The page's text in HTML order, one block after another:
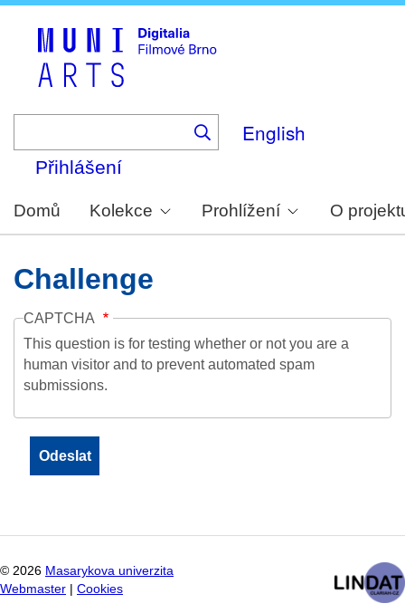
English
Přihlášení
Domů Kolekce Prohlížení O
Challenge
CAPTCHA
This question is for testing whether or not you are a
human visitor and to prevent automated spam
submissions.
© 2026 Masarykova univerzita
Webmaster
Cookies